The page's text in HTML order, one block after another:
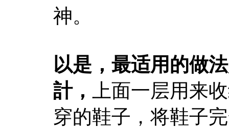
神。
以是，最适用的做
計，
上面一层用来
穿的鞋子，将鞋子